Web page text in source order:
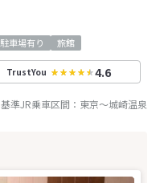
駐車場有り 旅館
TrustYou 4.6
基準JR乗車区間： 東京～城崎温泉